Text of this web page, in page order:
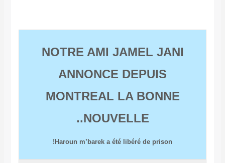
NOTRE AMI JAMEL JANI
ANNONCE DEPUIS
MONTREAL LA BONNE
NOUVELLE..
Haroun m’barek a été libéré de prison!